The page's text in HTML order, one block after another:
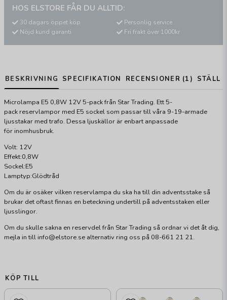
HOS ELSTORE FÅR DU ALLTID:
30 dagars öppet köp
Nöjd kund garanti
Personlig service
Fri frakt över 1000kr
BESKRIVNING SPECIFIKATION RECENSIONER (1) STÄLL
Microlampa E5 0,8W 12V 5-pack från Star Trading. Ett 5-
pack reservlampor med E5 sockel som passar till våra 9-19-armade
ljusstakar med trafo. Dessa ljuskällor är enbart anpassade
för inomhusbruk.
Volt: 12V
Effekt:0,8W
Sockel:E5
Lamptyp:Glödtråd
Om du är osäker vilken reservlampa du ska ha till din adventsstake så
brukar det oftast finnas en beteckning undertill på adventsstaken eller
ljusslingor.
Om du skulle sakna en reservdel från Star Trading så ordnar vi det åt dig,
mejla in till info@elstore.se alternativ ring oss på 08-661 21 21.
KÖP TILL